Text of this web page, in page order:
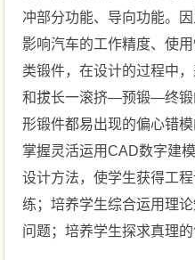
冲部分功能、导向功能。
影响汽车的工作精度、使
类锻件，在设计的过程中
和拔长一滚挤—预锻—终锻
形锻件都易出现的偏心错
掌握灵活运用CAD数字建
设计方法，使学生获得工
练；培养学生综合运用理
问题；培养学生探求真理